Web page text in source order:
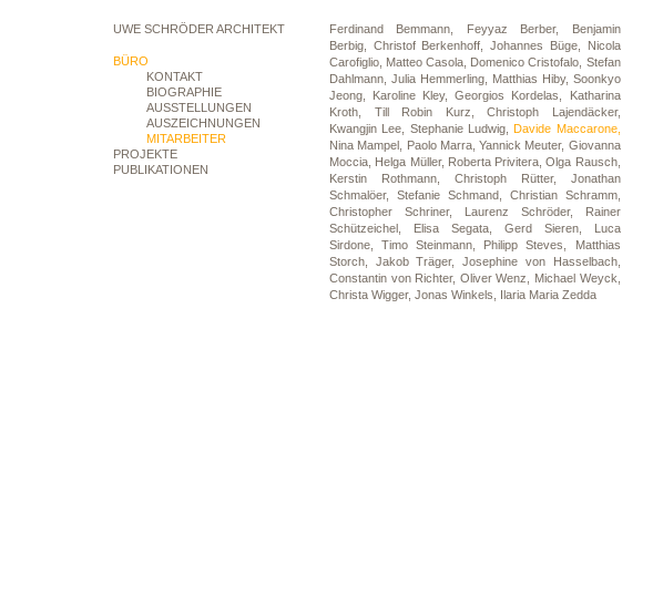
UWE SCHRÖDER ARCHITEKT
BÜRO
KONTAKT
BIOGRAPHIE
AUSSTELLUNGEN
AUSZEICHNUNGEN
MITARBEITER
PROJEKTE
PUBLIKATIONEN
Ferdinand Bemmann, Feyyaz Berber,
Benjamin
Berbig, Christof Berkenhoff,Johannes Büge,
Nicola
Carofiglio, Matteo Casola, Domenico Cristofalo, Stefan
Dahlmann, Julia Hemmerling, Matthias Hiby, Soonkyo
Jeong, Karoline Kley,Georgios Kordelas,
Katharina
Kroth, Till Robin Kurz, Christoph Lajendäcker,
Kwangjin Lee, Stephanie Ludwig,Davide Maccarone,
Nina Mampel,
Paolo Marra, Yannick Meuter, Giovanna
Moccia, Helga Müller, Roberta Privitera,Olga Rausch,
Kerstin Rothmann, Christoph Rütter, Jonathan
Schmalöer, Stefanie Schmand, Christian Schramm,
Christopher Schriner,
Laurenz Schröder,
Rainer
Schützeichel, Elisa Segata, Gerd Sieren,
Luca
Sirdone,Timo Steinmann, Philipp Steves,
Matthias
Storch, Jakob Träger,Josephine von Hasselbach,
Constantin von Richter, Oliver Wenz, Michael Weyck,
Christa Wigger, Jonas Winkels, Ilaria Maria Zedda